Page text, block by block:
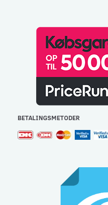
BETALINGSMETODER